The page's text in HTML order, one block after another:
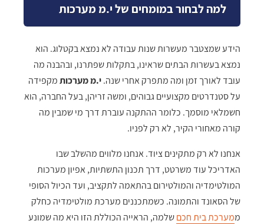
למה לבחור במומחים של י.מ מערכות
הידע שמצטבר מעשרות שנות עבודה לא נמצא בקטלוג. הוא
נמצא בעשרות הבתים שראינו, בתקלות שפתרנו, ובהבנה מה
עובד לאורך זמן ומה מתפרק אחרי שנה.י.מ מערכותמקפידה
על סטנדרטים מקצועיים גבוהים, ומשה זריהן, בעל החברה, הוא
חשמלאי מוסמך. כלומר ההתקנה עוברת דרך מי שמבין מה
קורה מאחורי הקיר, לא רק לפניו.
אנחנו לא רק מתקינים ציוד. אנחנו מלווים מהשלב שבו
האדריכל עוד משרטט, דרך תכנון התשתיות, אפיון מערכות
המולטימדיה והמולטירום בהתאמה לתקציב, ועד הכיול הסופי
של הסאונד והתמונה. כשמתכננים מערכת מולטימדיה כחלק
ממערכת בית חכםשלמה, הראייה הכוללת הזו היא מה שמונע